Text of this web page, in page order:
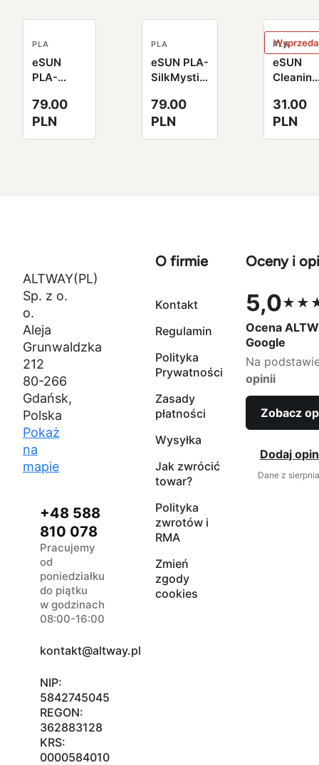
PLA
eSUN
PLA-
Filament
1.75mm
1000g
79.00
PLN
PLA
eSUN PLA-
SilkMystic
1.75mm
1000g
miedziano-
79.00
PLN
PLA
eSUN
Cleaning
2.85mm
100g
31.00
PLN
ALTWAY(PL)
Sp. z o.
o.
Aleja
Grunwaldzka
212
80-266
Gdańsk,
Polska
Pokaż
na
mapie
+48 588
810 078
Pracujemy
od
poniedziałku
do piątku
w godzinach
08:00-16:00
kontakt@altway.pl
NIP:
5842745045
REGON:
362883128
KRS:
0000584010
O firmie
Kontakt
Regulamin
Polityka
Prywatności
Zasady
płatności
Wysyłka
Jak zwrócić
towar?
Polityka
zwrotów i
RMA
Zmień
zgody
cookies
Oceny i
5,0
Ocena 5,0
Ocena
Google
Na
opinii
Zobacz
Dodaj
Dane z